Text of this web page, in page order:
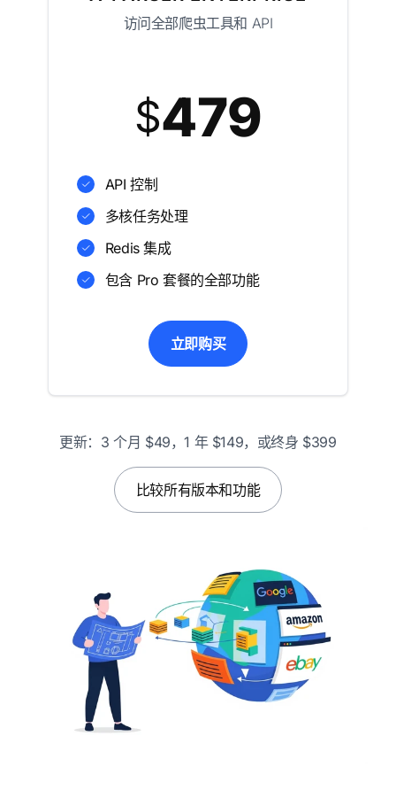
访问全部爬虫工具和 API
$479
API 控制
多核任务处理
Redis 集成
包含 Pro 套餐的全部功能
立即购买
更新：3 个月 $49，1 年 $149，或终身 $399
比较所有版本和功能